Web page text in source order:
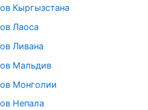
Кыргызстана
Лаоса
Ливана
Мальдив
Монголии
Непала